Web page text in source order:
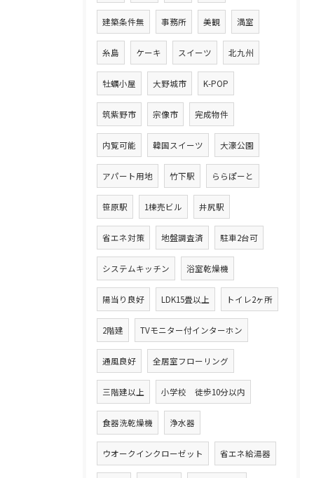
建築条件無 事務所 美観 満室
糸島 ケーキ スイーツ 北九州
牡蠣小屋 大野城市 K-POP
筑紫野市 宗像市 完成物件
内覧可能 韓国スイーツ 大濠公園
アパート用地 竹下駅 ららぽーと
笹原駅 1棟売ビル 井尻駅
省エネ対策 地盤調査済 駐車2台可
システムキッチン 浴室乾燥機
陽当り良好 LDK15畳以上 トイレ2ヶ所
2階建 TVモニター付インターホン
通風良好 全居室フローリング
三階建以上 小学校 徒歩10分以内
食器洗乾燥機 浄水器
ウオークインクローゼット 省エネ給湯器